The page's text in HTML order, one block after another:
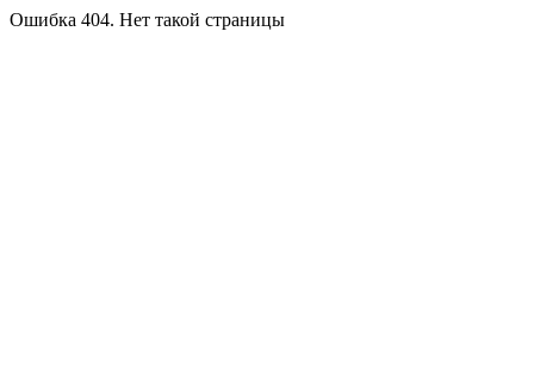
Ошибка 404. Нет такой страницы